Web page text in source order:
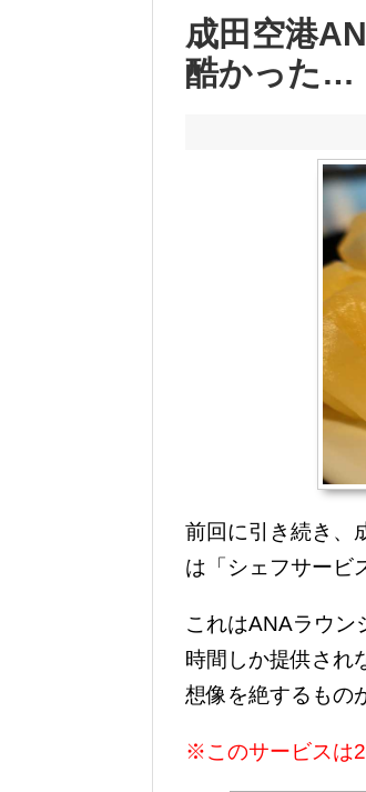
成田空港
酷かった…
前回に引き続き、
は「シェフサービ
これはANAラウン
時間しか提供され
想像を絶するもの
※このサービスは